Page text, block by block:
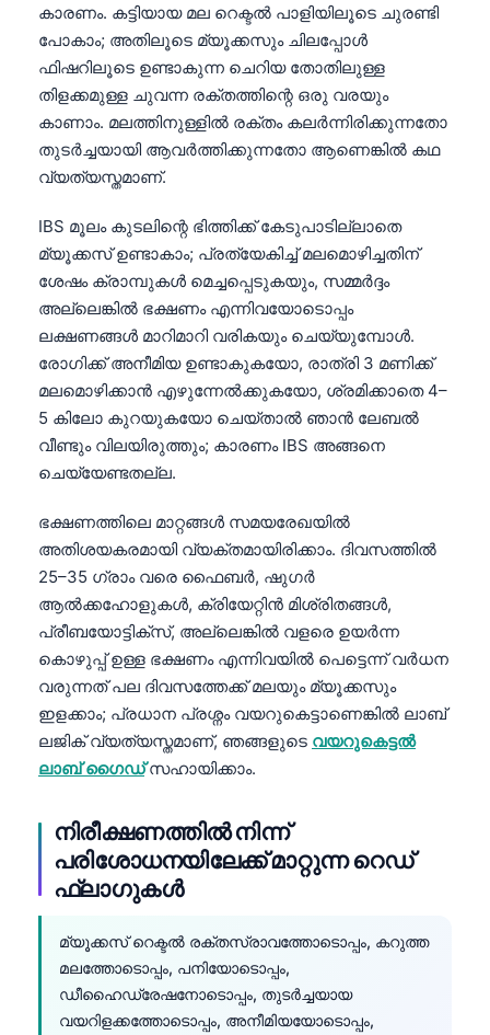
കാരണം. കട്ടിയായ മല റെക്ടൽ പാളിയിലൂടെ ചുരണ്ടി
പോകാം; അതിലൂടെ മ്യൂക്കസും ചിലപ്പോൾ
ഫിഷറിലൂടെ ഉണ്ടാകുന്ന ചെറിയ തോതിലുള്ള
തിളക്കമുള്ള ചുവന്ന രക്തത്തിന്റെ ഒരു വരയും
കാണാം. മലത്തിനുള്ളിൽ രക്തം കലർന്നിരിക്കുന്നതോ
തുടർച്ചയായി ആവർത്തിക്കുന്നതോ ആണെങ്കിൽ കഥ
വ്യത്യസ്തമാണ്.
IBS മൂലം കുടലിന്റെ ഭിത്തിക്ക് കേടുപാടില്ലാതെ
മ്യൂക്കസ് ഉണ്ടാകാം; പ്രത്യേകിച്ച് മലമൊഴിച്ചതിന്
ശേഷം ക്രാമ്പുകൾ മെച്ചപ്പെടുകയും, സമ്മർദ്ദം
അല്ലെങ്കിൽ ഭക്ഷണം എന്നിവയോടൊപ്പം
ലക്ഷണങ്ങൾ മാറിമാറി വരികയും ചെയ്യുമ്പോൾ.
രോഗിക്ക് അനീമിയ ഉണ്ടാകുകയോ, രാത്രി 3 മണിക്ക്
മലമൊഴിക്കാൻ എഴുന്നേൽക്കുകയോ, ശ്രമിക്കാതെ 4–
5 കിലോ കുറയുകയോ ചെയ്താൽ ഞാൻ ലേബൽ
വീണ്ടും വിലയിരുത്തും; കാരണം IBS അങ്ങനെ
ചെയ്യേണ്ടതല്ല.
ഭക്ഷണത്തിലെ മാറ്റങ്ങൾ സമയരേഖയിൽ
അതിശയകരമായി വ്യക്തമായിരിക്കാം. ദിവസത്തിൽ
25–35 ഗ്രാം വരെ ഫൈബർ, ഷുഗർ
ആൽക്കഹോളുകൾ, ക്രിയേറ്റിൻ മിശ്രിതങ്ങൾ,
പ്രീബയോട്ടിക്സ്, അല്ലെങ്കിൽ വളരെ ഉയർന്ന
കൊഴുപ്പ് ഉള്ള ഭക്ഷണം എന്നിവയിൽ പെട്ടെന്ന് വർധന
വരുന്നത് പല ദിവസത്തേക്ക് മലയും മ്യൂക്കസും
ഇളക്കാം; പ്രധാന പ്രശ്നം വയറുകെട്ടാണെങ്കിൽ ലാബ്
ലജിക് വ്യത്യസ്തമാണ്, ഞങ്ങളുടെ വയറുകെട്ടൽ
ലാബ് ഗൈഡ്സഹായിക്കാം.
നിരീക്ഷണത്തിൽ നിന്ന്
പരിശോധനയിലേക്ക് മാറ്റുന്ന റെഡ്
ഫ്ലാഗുകൾ
മ്യൂക്കസ് റെക്ടൽ രക്തസ്രാവത്തോടൊപ്പം, കറുത്ത
മലത്തോടൊപ്പം, പനിയോടൊപ്പം,
ഡീഹൈഡ്രേഷനോടൊപ്പം, തുടർച്ചയായ
വയറിളക്കത്തോടൊപ്പം, അനീമിയയോടൊപ്പം,